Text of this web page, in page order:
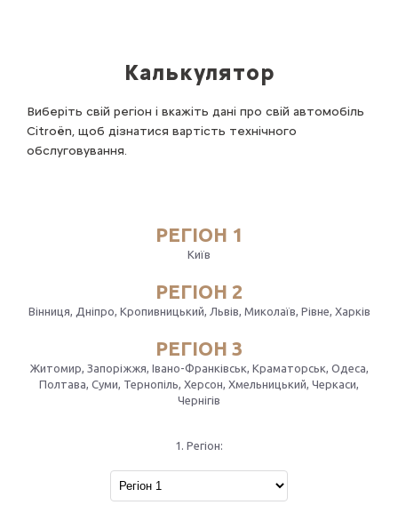
Калькулятор
Виберіть свій регіон і вкажіть дані про свій автомобіль
Citroën, щоб дізнатися вартість технічного
обслуговування.